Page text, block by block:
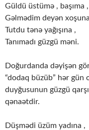
Güldü üstümə , başıma ,
Gəlmədim deyən
Tutdu tənə yağışına ,
Tanımadı güzgü məni.
Doğurdanda dəyişən
“dodaq büzüb” hər gün
duyğusunun güzgü
qənaətdir.
Düşmədi üzüm yadına ,